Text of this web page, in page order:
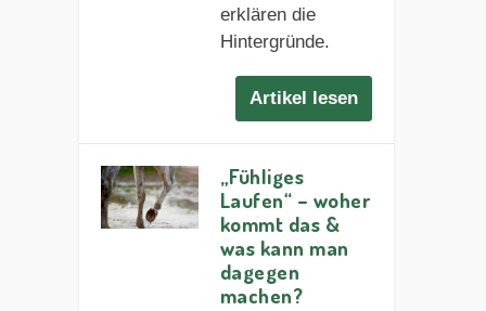
erklären die
Hintergründe.
Artikel lesen
„Fühliges
Laufen“ – woher
kommt das &
was kann man
dagegen
machen?